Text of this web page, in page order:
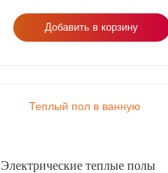
Добавить в корзину
Теплый пол в ванную
Электрические теплые полы